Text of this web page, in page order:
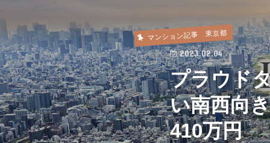
マンション記事 東京都
2023.02.04
プラウド
い南西向
410万円